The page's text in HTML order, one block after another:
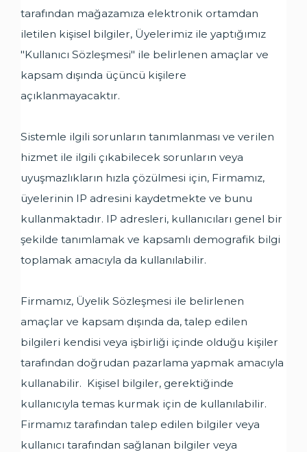
tarafından mağazamıza elektronik ortamdan
iletilen kişisel bilgiler, Üyelerimiz ile yaptığımız
"Kullanıcı Sözleşmesi" ile belirlenen amaçlar ve
kapsam dışında üçüncü kişilere
açıklanmayacaktır.
Sistemle ilgili sorunların tanımlanması ve verilen
hizmet ile ilgili çıkabilecek sorunların veya
uyuşmazlıkların hızla çözülmesi için, Firmamız,
üyelerinin IP adresini kaydetmekte ve bunu
kullanmaktadır. IP adresleri, kullanıcıları genel bir
şekilde tanımlamak ve kapsamlı demografik bilgi
toplamak amacıyla da kullanılabilir.
Firmamız, Üyelik Sözleşmesi ile belirlenen
amaçlar ve kapsam dışında da, talep edilen
bilgileri kendisi veya işbirliği içinde olduğu kişiler
tarafından doğrudan pazarlama yapmak amacıyla
kullanabilir. Kişisel bilgiler, gerektiğinde
kullanıcıyla temas kurmak için de kullanılabilir.
Firmamız tarafından talep edilen bilgiler veya
kullanıcı tarafından sağlanan bilgiler veya